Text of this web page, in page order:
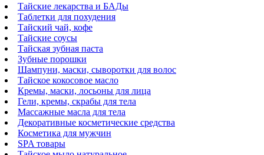
Тайские лекарства и БАДы
Таблетки для похудения
Тайский чай, кофе
Тайские соусы
Тайская зубная паста
Зубные порошки
Шампуни, маски, сыворотки для волос
Тайское кокосовое масло
Кремы, маски, лосьоны для лица
Гели, кремы, скрабы для тела
Массажные масла для тела
Декоративные косметические средства
Косметика для мужчин
SPA товары